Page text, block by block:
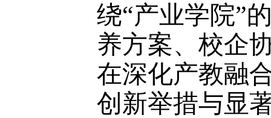
绕“产业学院”
养方案、校企
在深化产教融
创新举措与显